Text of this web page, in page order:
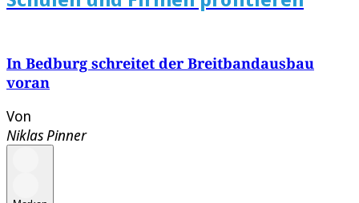
In Bedburg schreitet der Breitbandausbau
voran
Von
Niklas Pinner